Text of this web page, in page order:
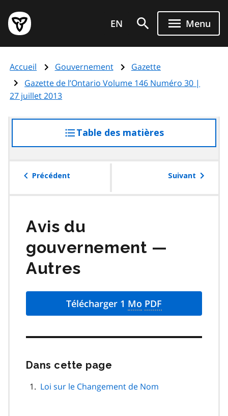
au
contenu
principal
Page
d'accueil
de
l'Ontario
EN Menu
Accueil Gouvernement
Gazette
Gazette de l’Ontario Volume 146 Numéro 30 |
27 juillet 2013
Table des matières
à
table
Précédent Suivant
Avis du
gouvernement —
Autres
Télécharger 1 Mo PDF
Dans cette page
navigation
Loi sur le Changement de Nom